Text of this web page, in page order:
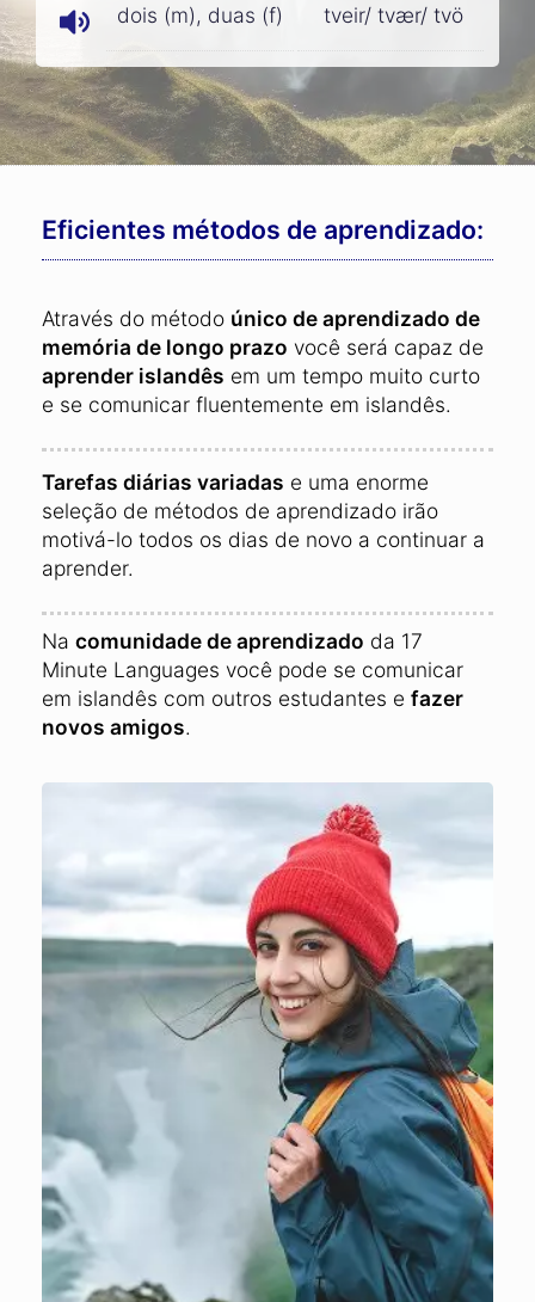
dois (m), duas (f) tveir/ tvær/ tvö
Eficientes métodos de aprendizado:
Através do método único de aprendizado de
memória de longo prazo você será capaz de
aprender islandês em um tempo muito curto
e se comunicar fluentemente em islandês.
Tarefas diárias variadas e uma enorme
seleção de métodos de aprendizado irão
motivá-lo todos os dias de novo a continuar a
aprender.
Na comunidade de aprendizado da 17
Minute Languages você pode se comunicar
em islandês com outros estudantes e fazer
novos amigos.